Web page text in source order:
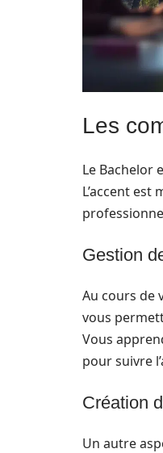
Les
Le Bachelor
L’accent est
Gestion
Au cours de
vous
Vous
pour suivre
Création
Un autre